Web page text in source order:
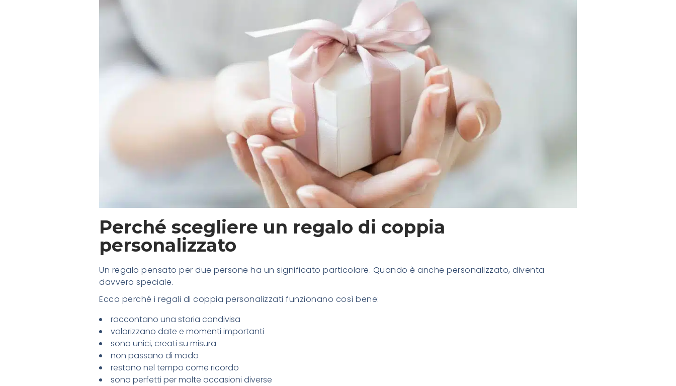
Perché scegliere un regalo di coppia
personalizzato
Un regalo pensato per due persone ha un significato particolare. Quando è anche personalizzato, diventa
davvero speciale.
Ecco perché i regali di coppia personalizzati funzionano così bene:
raccontano una storia condivisa
valorizzano date e momenti importanti
sono unici, creati su misura
non passano di moda
restano nel tempo come ricordo
sono perfetti per molte occasioni diverse